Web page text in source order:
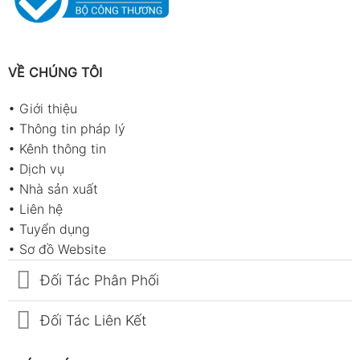
VỀ CHÚNG TÔI
• Giới thiệu
• Thông tin pháp lý
• Kênh thông tin
• Dịch vụ
• Nhà sản xuất
• Liên hệ
• Tuyển dụng
• Sơ đồ Website
Đối Tác Phân Phối
Đối Tác Liên Kết